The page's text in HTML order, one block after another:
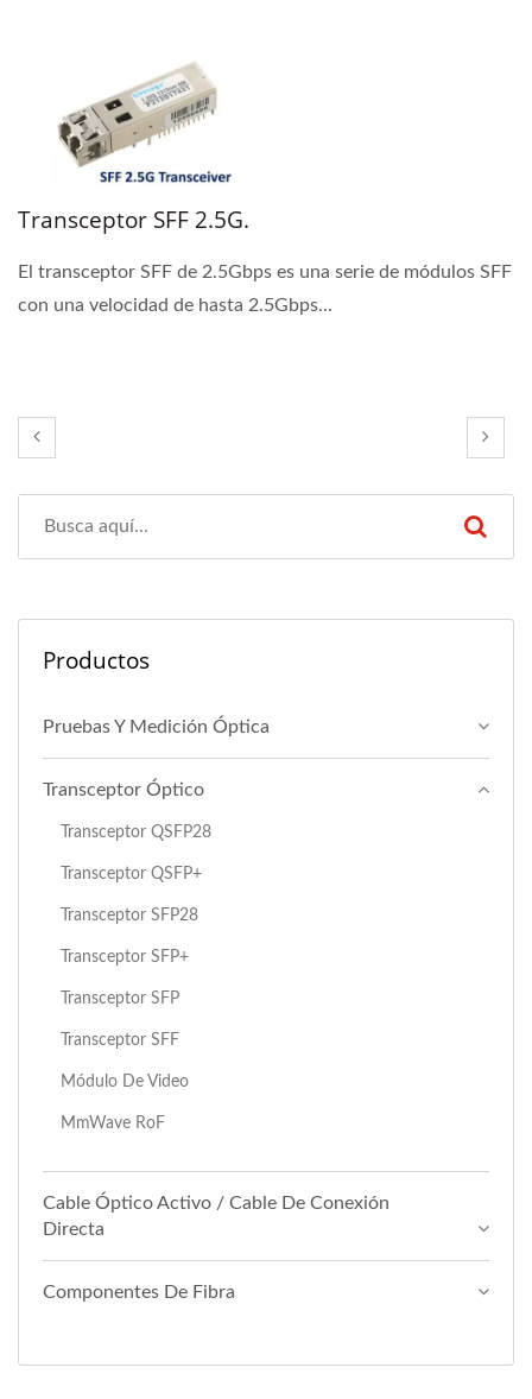
Transceptor SFF 2.5G.
El transceptor SFF de 2.5Gbps es una serie de módulos SFF
con una velocidad de hasta 2.5Gbps...
Productos
Pruebas Y Medición Óptica
Transceptor Óptico
Transceptor QSFP28
Transceptor QSFP+
Transceptor SFP28
Transceptor SFP+
Transceptor SFP
Transceptor SFF
Módulo De Video
MmWave RoF
Cable Óptico Activo / Cable De Conexión
Directa
Componentes De Fibra